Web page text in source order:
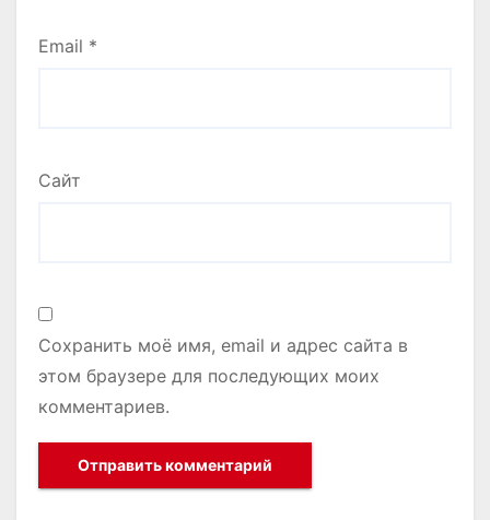
Email *
Сайт
Сохранить моё имя, email и адрес сайта в
этом браузере для последующих моих
комментариев.